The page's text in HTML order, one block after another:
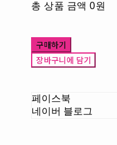
총 상품 금액 0원
구매하기
장바구니에 담기
페이스북
네이버 블로그